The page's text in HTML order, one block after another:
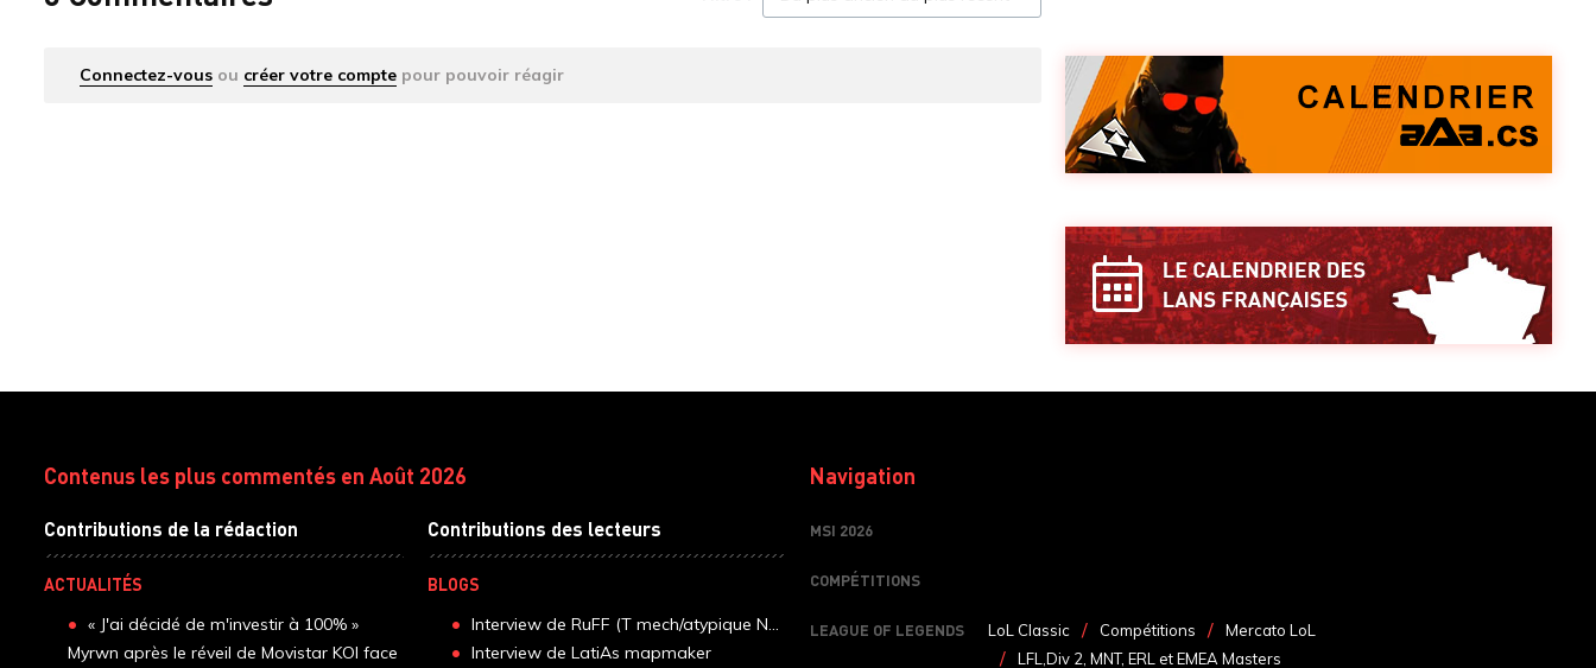
Connectez-vous ou créer votre compte pour pouvoir réagir
Contenus les plus commentés en Août 2026
Contributions de la rédaction
ACTUALITÉS
« J'ai décidé de m'investir à 100% »
Myrwn après le réveil de Movistar KOI face
Contributions des lecteurs
BLOGS
Interview de RuFF (T mech/atypique N...
Interview de LatiAs mapmaker
Navigation
MSI 2026
COMPÉTITIONS
LEAGUE OF LEGENDS LoL Classic Compétitions
Mercato LoL
LFL,Div 2, MNT, ERL et EMEA Masters